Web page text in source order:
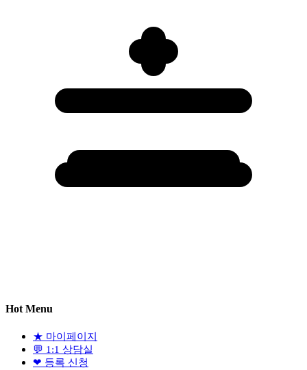
Hot Menu
★ 마이페이지
💬 1:1 상담실
❤ 등록 신청